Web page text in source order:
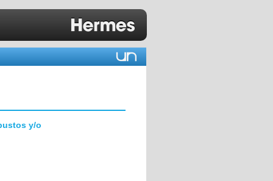
y/o